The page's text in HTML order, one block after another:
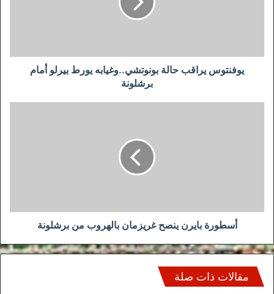
يوفنتوس يراقب حالة بونوتشي..وغيابه يورط بيرلو أمام
برشلونة
أسطورة بايرن ينصح غريزمان بالهروب من برشلونة
مقالات ذات صلة